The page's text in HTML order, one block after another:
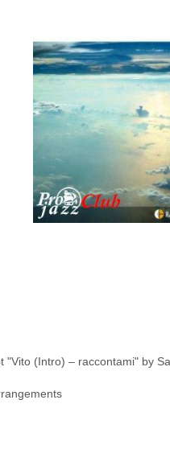
(Intro) – raccontami" by